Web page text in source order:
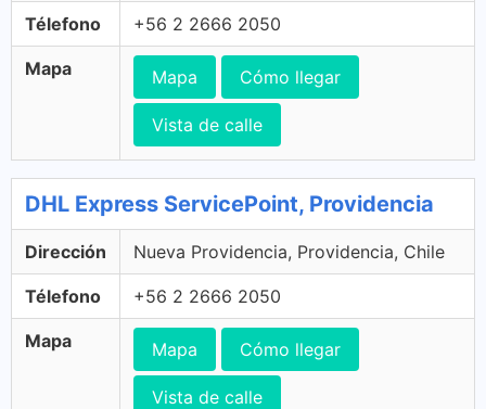
Télefono +56 2 2666 2050
Mapa Mapa Cómo llegar
Vista de calle
DHL Express ServicePoint, Providencia
Dirección Nueva Providencia, Providencia, Chile
Télefono +56 2 2666 2050
Mapa Mapa Cómo llegar
Vista de calle